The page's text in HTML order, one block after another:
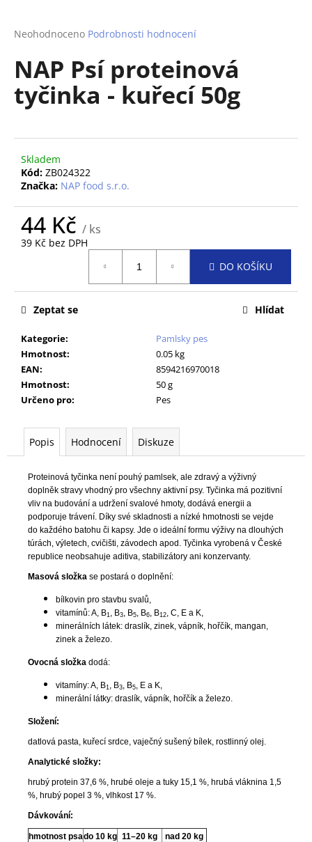
Průměrné
produktu
je
0,0
z
Neohodnoceno Podrobnosti hodnocení
NAP Psí proteinová
tyčinka - kuřecí 50g
Skladem
Kód: ZB024322
Značka: NAP food s.r.o.
44 Kč / ks
39 Kč bez DPH
DO KOŠÍKU
Kategorie:
Pamlsky pes
Hmotnost:
0.05 kg
EAN:
8594216970018
Hmotnost:
50 g
Určeno pro: Pes
Zeptat se Hlídat
Popis Hodnocení Diskuze
Proteinová tyčinka není pouhý pamlsek, ale zdravý a výživný
doplněk stravy vhodný pro všechny aktivní psy. Tyčinka má pozitivní
vliv na budování a udržení svalové hmoty, dodává energii a
podporuje trávení. Díky své skladnosti a nízké hmotnosti se vejde
do každého batohu či kapsy. Jde o ideální formu výživy na dlouhých
túrách, výletech, cvičišti, závodech apod. Tyčinka vyrobená v České
republice neobsahuje aditiva, stabilizátory ani konzervanty.
Masová složka se postará o doplnění:
bílkovin pro stavbu svalů,
vitamínů: A, B1 , B3 , B5 , B6 , B12 , C, E a K,
minerálních látek: draslík, zinek, vápník, hořčík, mangan,
zinek a železo.
Ovocná složka dodá:
vitamíny: A, B1 , B3 , B5
, E a K,
minerální látky: draslík, vápník, hořčík a železo.
Složení:
datlová pasta, kuřecí srdce, vaječný sušený bílek, rostlinný olej.
Analytické složky:
hrubý protein 37,6 %, hrubé oleje a tuky 15,1 %, hrubá vláknina 1,5
%, hrubý popel 3 %, vlhkost 17 %.
Dávkování:
hmotnost psado 10 kg 11–20 kg
nad 20 kg
j
t
?
D
o
e
m
e
ROYAL
CANIN
VETERINARY
GASTROINTESTINAL
KONZERVA
400
Původně: